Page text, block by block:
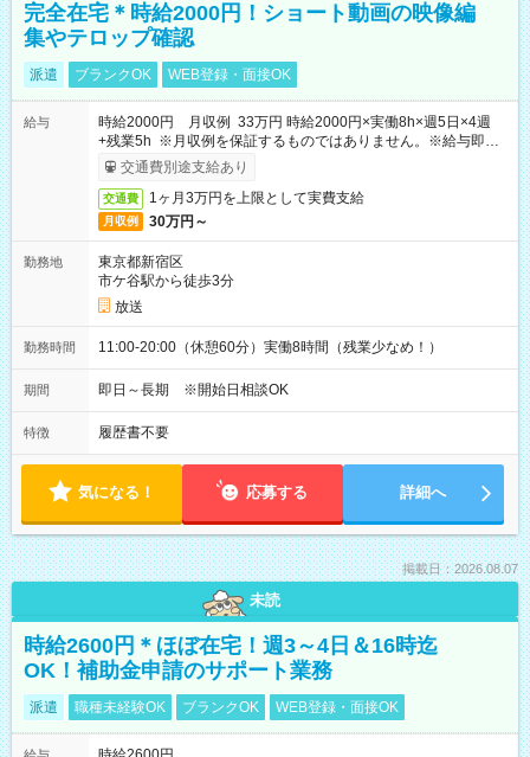
完全在宅＊時給2000円！ショート動画の映像編
集やテロップ確認
派遣 ブランクOK WEB登録・面接OK
給与
時給2000円 月収例 33万円 時給2000円×実働8h×週5日×4週
+残業5h ※月収例を保証するものではありません。※給与即受
取りサービス利用可（利用条件有）
交通費別途支給あり
交通費 1ヶ月3万円を上限として実費支給
月収例 30万円～
勤務地
東京都新宿区
市ケ谷駅から徒歩3分
放送
勤務時間 11:00-20:00（休憩60分）実働8時間（残業少なめ！）
期間 即日～長期 ※開始日相談OK
特徴 履歴書不要
気になる！ 応募する 詳細へ
掲載日：2026.08.07
未読
時給2600円＊ほぼ在宅！週3～4日＆16時迄
OK！補助金申請のサポート業務
派遣 職種未経験OK ブランクOK WEB登録・面接OK